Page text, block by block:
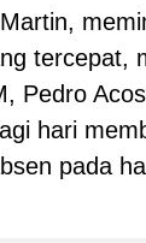
tercepat,
Pedro
hari
pada